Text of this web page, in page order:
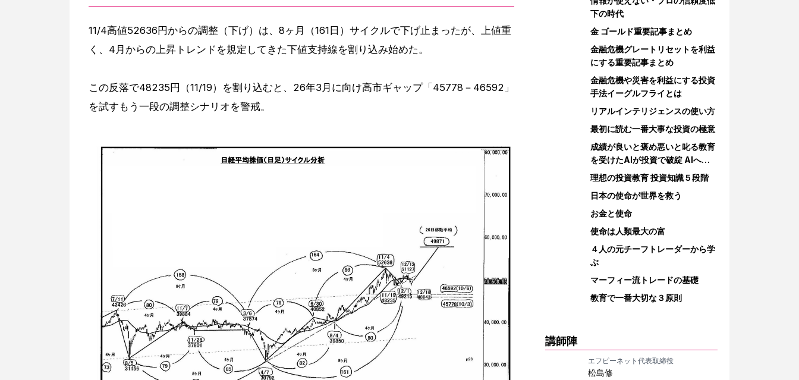
11/4高値52636円からの調整（下げ）は、8ヶ月（161日）サイクルで下げ止まったが、上値重
く、4月からの上昇トレンドを規定してきた下値支持線を割り込み始めた。
この反落で48235円（11/19）を割り込むと、26年3月に向け高市ギャップ「45778－46592」
を試すもう一段の調整シナリオを警戒。
下の時代
金 ゴールド重要記事まとめ
金融危機グレートリセットを利益
にする重要記事まとめ
金融危機や災害を利益にする投資
手法イーグルフライとは
リアルインテリジェンスの使い方
最初に読む一番大事な投資の極意
成績が良いと褒め悪いと叱る教育
を受けたAIが投資で破綻 AIへの
教育
理想の投資教育 投資知識５段階
日本の使命が世界を救う
お金と使命
使命は人類最大の富
４人の元チーフトレーダーから学
ぶ
マーフィー流トレードの基礎
教育で一番大切な３原則
講師陣
エフピーネット代表取締役
松島修